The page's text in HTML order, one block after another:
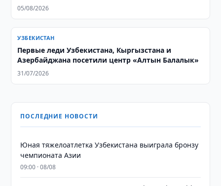
05/08/2026
УЗБЕКИСТАН
Первые леди Узбекистана, Кыргызстана и
Азербайджана посетили центр «Алтын Балалык»
31/07/2026
ПОСЛЕДНИЕ НОВОСТИ
Юная тяжелоатлетка Узбекистана выиграла бронзу
чемпионата Азии
09:00 · 08/08